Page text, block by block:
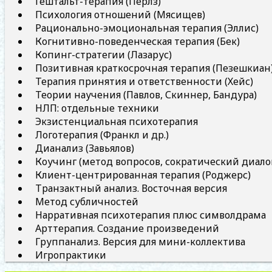
Психология отношений (Мясищев)
Рационально-эмоциональная терапия (Эллис)
Когнитивно-поведенческая терапия (Бек)
Копинг-стратегии (Лазарус)
Позитивная краткосрочная терапия
Терапия принятия и ответственности (Хейс)
Теории научения (Павлов, Скиннер, Бандура)
НЛП: отдельные техники
Экзистенциальная психотерапия
Логотерапия (Франкл и др.)
Дианализ (Завьялов)
Коучинг (метод вопросов, сократический
Клиент-центрированная терапия (Роджерс)
Транзактный анализ. Восточная версия
Метод субличностей
Нарративная психотерапия плюс символдрама
Арттерапия. Создание произведений
Группанализ. Версия для мини-коллектива
Игропрактики